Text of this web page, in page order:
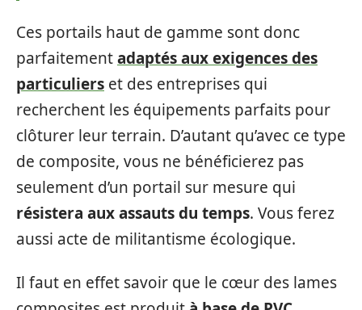
Ces portails haut de gamme sont donc
parfaitementadaptés aux exigences des
particuliers et des entreprises qui
recherchent les équipements parfaits pour
clôturer leur terrain. D’autant qu’avec ce type
de composite, vous ne bénéficierez pas
seulement d’un portail sur mesure qui
résistera aux assauts du temps. Vous ferez
aussi acte de militantisme écologique.
Il faut en effet savoir que le cœur des lames